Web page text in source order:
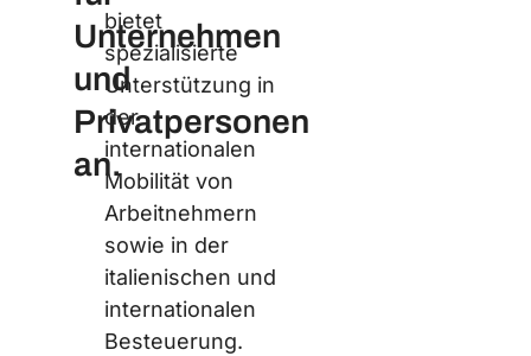
Unternehmen
und
Privatpersonen
an.
bietet
spezialisierte
Unterstützung in
der
internationalen
Mobilität von
Arbeitnehmern
sowie in der
italienischen und
internationalen
Besteuerung.